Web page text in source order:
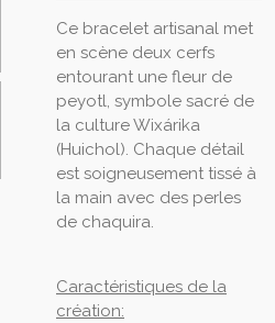
Ce bracelet artisanal met
en scène deux cerfs
entourant une fleur de
peyotl, symbole sacré de
la culture Wixárika
(Huichol). Chaque détail
est soigneusement tissé à
la main avec des perles
de chaquira.
Caractéristiques de la
création: